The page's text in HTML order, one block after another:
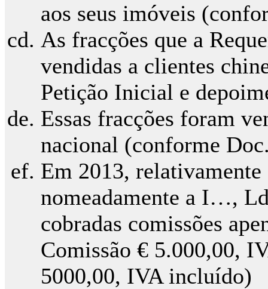
aos seus imóveis
As fracções que a
vendidas a clientes
Petição Inicial e
Essas fracções foram
nacional (conforme
Em 2013,
nomeadamente a I…,
cobradas comissões
Comissão € 5.000,00,
5000,00, IVA incluído)